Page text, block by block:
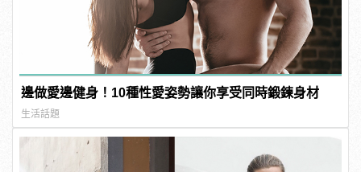
邊做愛邊健身！10種性愛姿勢讓你享受同時鍛鍊身材
生活話題